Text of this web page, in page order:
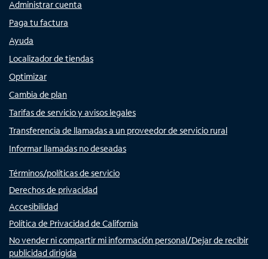
Administrar cuenta
Paga tu factura
Ayuda
Localizador de tiendas
Optimizar
Cambia de plan
Tarifas de servicio y avisos legales
Transferencia de llamadas a un proveedor de servicio rural
Informar llamadas no deseadas
Términos/políticas de servicio
Derechos de privacidad
Accesibilidad
Política de Privacidad de California
No vender ni compartir mi información personal/Dejar de recibir
publicidad dirigida